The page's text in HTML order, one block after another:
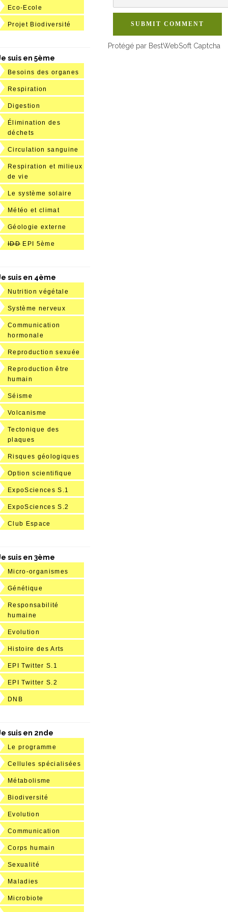
SUBMIT COMMENT
Protégé par BestWebSoft Captcha
Eco-Ecole
Projet Biodiversité
suis en 5ème
Besoins des organes
Respiration
Digestion
Élimination des
déchets
Circulation sanguine
Respiration et milieux
de vie
Le système solaire
Météo et climat
Géologie externe
IDD EPI 5ème
suis en 4ème
Nutrition végétale
Système nerveux
Communication
hormonale
Reproduction sexuée
Reproduction être
humain
Séisme
Volcanisme
Tectonique des
plaques
Risques géologiques
Option scientifique
ExpoSciences S.1
ExpoSciences S.2
Club Espace
suis en 3ème
Micro-organismes
Génétique
Responsabilité
humaine
Evolution
Histoire des Arts
EPI Twitter S.1
EPI Twitter S.2
DNB
suis en 2nde
Le programme
Cellules spécialisées
Métabolisme
Biodiversité
Evolution
Communication
Corps humain
Sexualité
Maladies
Microbiote